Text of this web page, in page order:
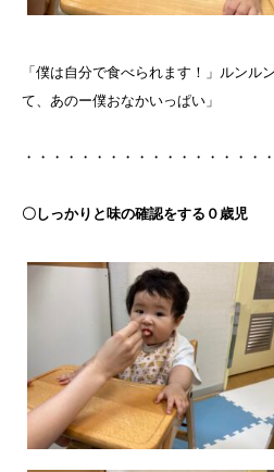
「僕は自分で食べられます！」ルン
て、あのー僕おなかいっぱい」
・・・・・・・・・・・・・・・・・
〇しっかりと味の確認をする０歳児